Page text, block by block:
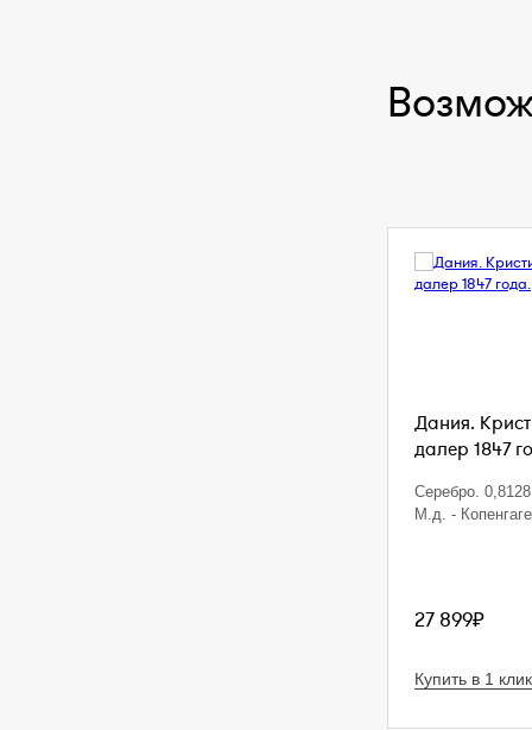
Дания.
далер 1847
Серебро.
М.д. -
27 899₽
Купить в 1 клик